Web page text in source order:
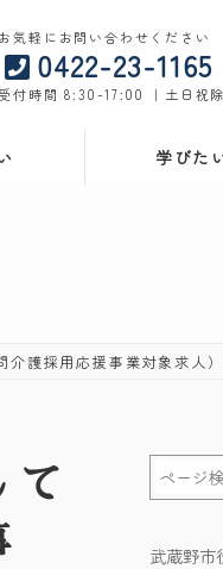
お気軽にお問い合わせください
0422-23-1165
受付時間 8:30-17:00 ｜土日祝除
学びた
護採用応援事業対象求人）
て
武蔵野市